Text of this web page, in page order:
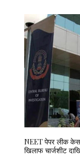
NEET पेपर लीक
खिलाफ चार्जशीट